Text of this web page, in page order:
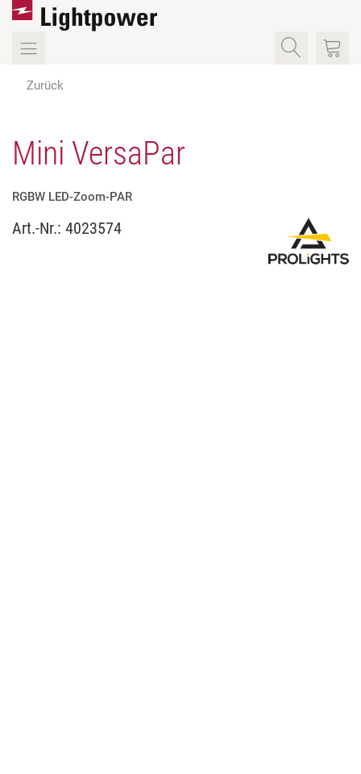
Zurück
Mini VersaPar
RGBW LED-Zoom-PAR
Art.-Nr.: 4023574